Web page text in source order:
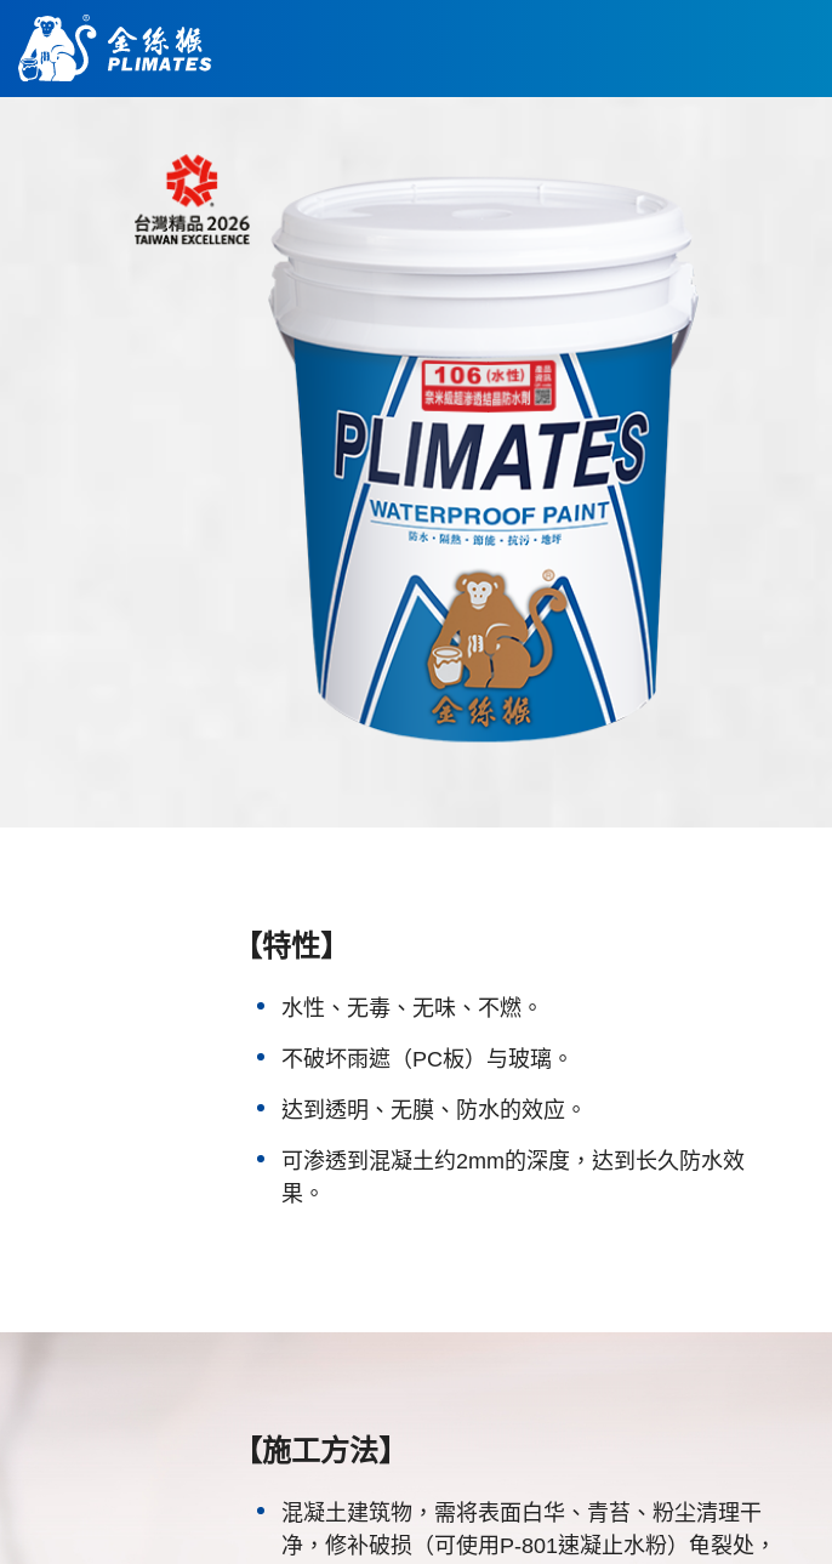
【特性】
水性、无毒、无味、不燃。
不破坏雨遮（PC板）与玻璃。
达到透明、无膜、防水的效应。
可渗透到混凝土约2mm的深度，达到长久防水效
果。
【施工方法】
混凝土建筑物，需将表面白华、青苔、粉尘清理干
净，修补破损（可使用P-801速凝止水粉）龟裂处，